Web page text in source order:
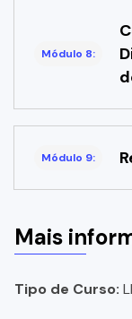
Módulo 8:
Módulo 9:
Mais
Tipo de Curso: